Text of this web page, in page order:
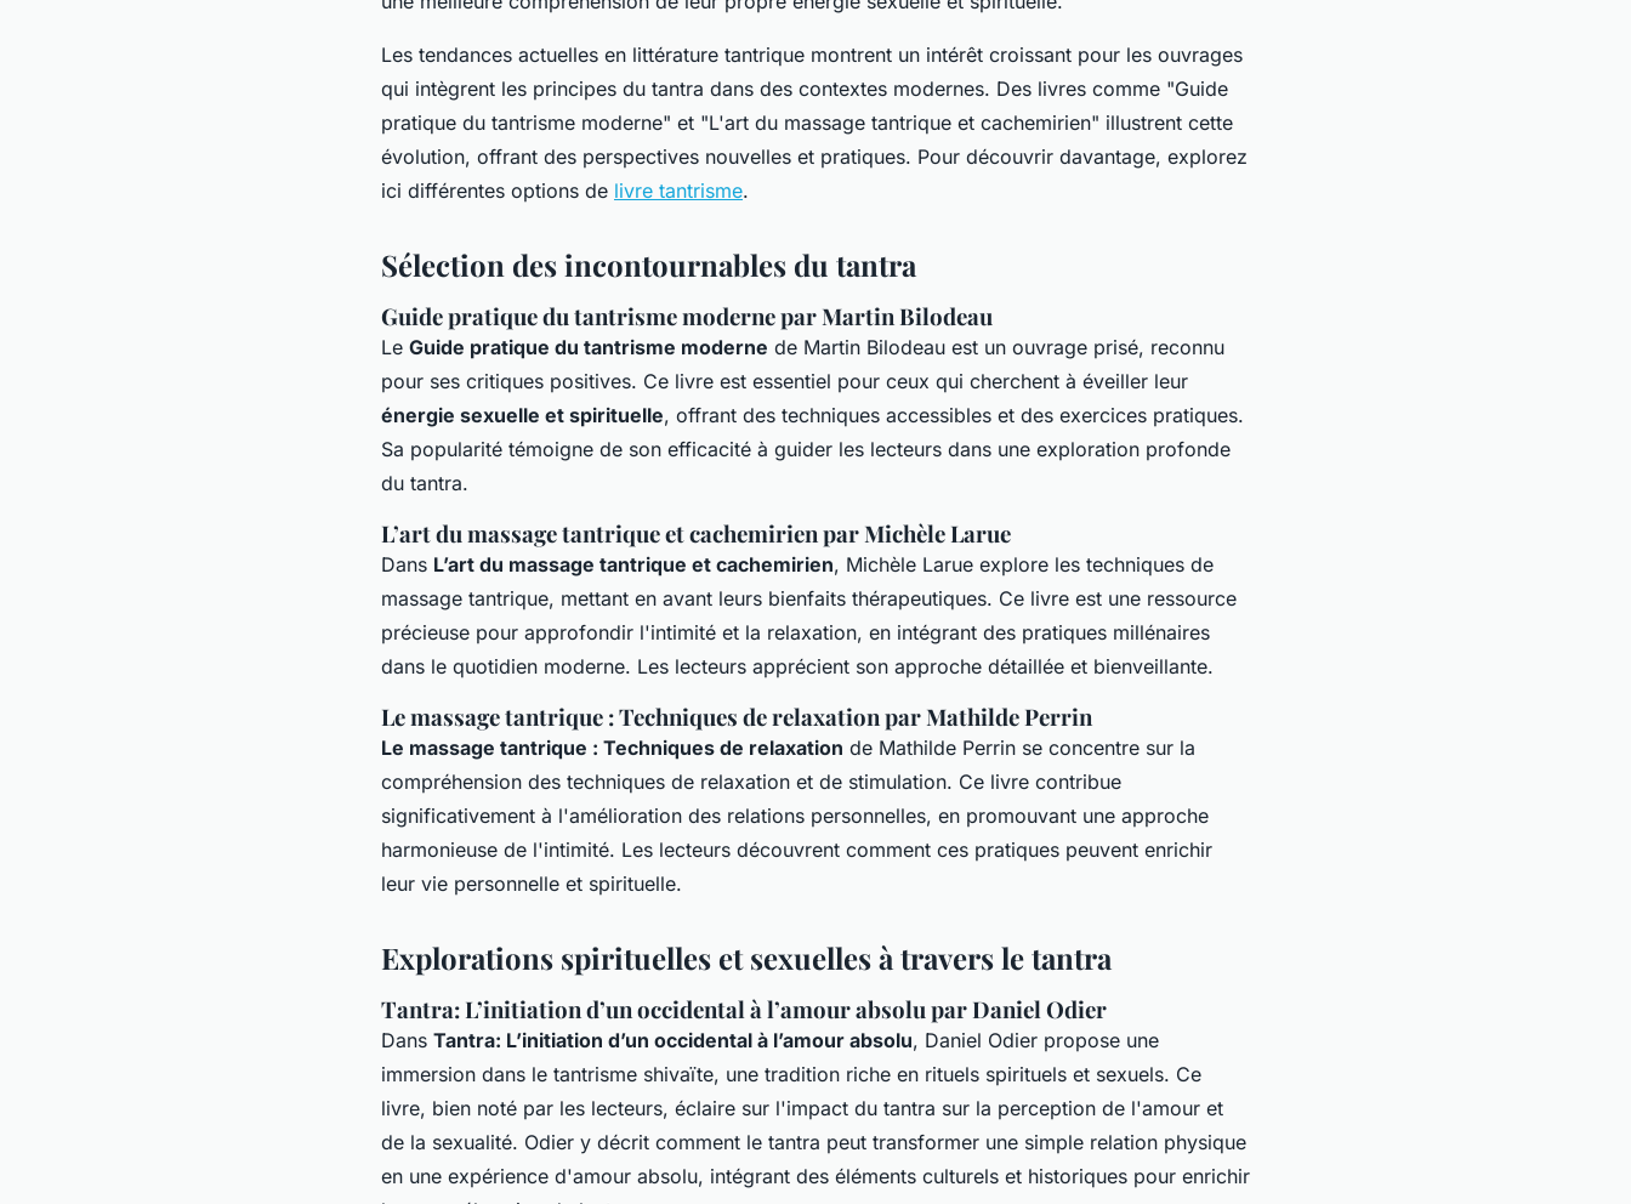
Les tendances actuelles en littérature tantrique montrent un intérêt croissant pour les ouvrages
qui intègrent les principes du tantra dans des contextes modernes. Des livres comme "Guide
pratique du tantrisme moderne" et "L'art du massage tantrique et cachemirien" illustrent cette
évolution, offrant des perspectives nouvelles et pratiques. Pour découvrir davantage, explorez
ici différentes options de livre tantrisme.
Sélection des incontournables du tantra
Guide pratique du tantrisme moderne par Martin Bilodeau
Le Guide pratique du tantrisme moderne de Martin Bilodeau est un ouvrage prisé, reconnu
pour ses critiques positives. Ce livre est essentiel pour ceux qui cherchent à éveiller leur
énergie sexuelle et spirituelle, offrant des techniques accessibles et des exercices pratiques.
Sa popularité témoigne de son efficacité à guider les lecteurs dans une exploration profonde
du tantra.
L’art du massage tantrique et cachemirien par Michèle Larue
Dans L’art du massage tantrique et cachemirien, Michèle Larue explore les techniques de
massage tantrique, mettant en avant leurs bienfaits thérapeutiques. Ce livre est une ressource
précieuse pour approfondir l'intimité et la relaxation, en intégrant des pratiques millénaires
dans le quotidien moderne. Les lecteurs apprécient son approche détaillée et bienveillante.
Le massage tantrique : Techniques de relaxation par Mathilde Perrin
Le massage tantrique : Techniques de relaxation de Mathilde Perrin se concentre sur la
compréhension des techniques de relaxation et de stimulation. Ce livre contribue
significativement à l'amélioration des relations personnelles, en promouvant une approche
harmonieuse de l'intimité. Les lecteurs découvrent comment ces pratiques peuvent enrichir
leur vie personnelle et spirituelle.
Explorations spirituelles et sexuelles à travers le tantra
Tantra: L’initiation d’un occidental à l’amour absolu par Daniel Odier
Dans Tantra: L’initiation d’un occidental à l’amour absolu, Daniel Odier propose une
immersion dans le tantrisme shivaïte, une tradition riche en rituels spirituels et sexuels. Ce
livre, bien noté par les lecteurs, éclaire sur l'impact du tantra sur la perception de l'amour et
de la sexualité. Odier y décrit comment le tantra peut transformer une simple relation physique
en une expérience d'amour absolu, intégrant des éléments culturels et historiques pour enrichir